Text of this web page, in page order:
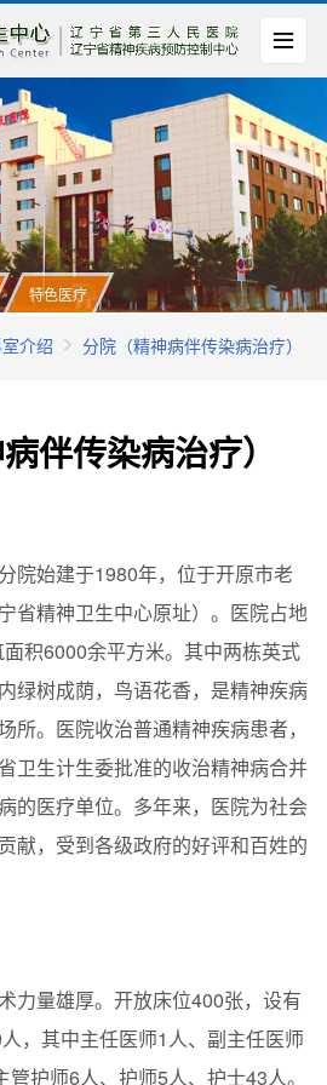
特色医疗
介绍 分院（精神病伴传染病治疗）
伴传染病治疗）
院始建于1980年，位于开原市老
省精神卫生中心原址）。医院占地
积6000余平方米。其中两栋英式
绿树成荫，鸟语花香，是精神疾病
所。医院收治普通精神疾病患者，
卫生计生委批准的收治精神病合并
的医疗单位。多年来，医院为社会
献，受到各级政府的好评和百姓的
力量雄厚。开放床位400张，设有
，其中主任医师1人、副主任医师
护师6人、护师5人、护士43人。